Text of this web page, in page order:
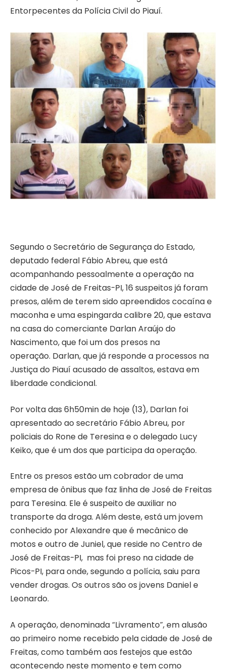
Entorpecentes da Polícia Civil do Piauí.
Segundo o Secretário de Segurança do Estado,
deputado federal Fábio Abreu, que está
acompanhando pessoalmente a operação na
cidade de José de Freitas-PI, 16 suspeitos já foram
presos, além de terem sido apreendidos cocaína e
maconha e uma espingarda calibre 20, que estava
na casa do comerciante Darlan Araújo do
Nascimento, que foi um dos presos na
operação. Darlan, que já responde a processos na
Justiça do Piauí acusado de assaltos, estava em
liberdade condicional.
Por volta das 6h50min de hoje (13), Darlan foi
apresentado ao secretário Fábio Abreu, por
policiais do Rone de Teresina e o delegado Lucy
Keiko, que é um dos que participa da operação.
Entre os presos estão um cobrador de uma
empresa de ônibus que faz linha de José de Freitas
para Teresina. Ele é suspeito de auxiliar no
transporte da droga. Além deste, está um jovem
conhecido por Alexandre que é mecânico de
motos e outro de Juniel, que reside no Centro de
José de Freitas-PI, mas foi preso na cidade de
Picos-PI, para onde, segundo a polícia, saiu para
vender drogas. Os outros são os jovens Daniel e
Leonardo.
A operação, denominada “Livramento”, em alusão
ao primeiro nome recebido pela cidade de José de
Freitas, como também aos festejos que estão
acontecendo neste momento e tem como